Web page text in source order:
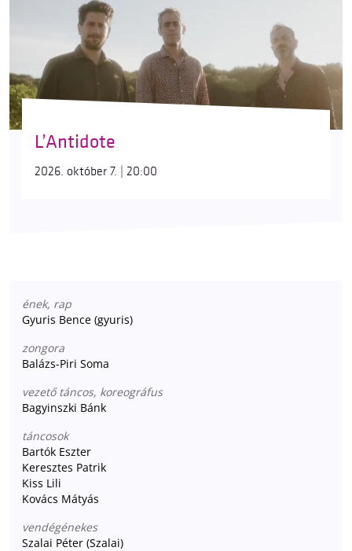
L’Antidote
2026. október 7. | 20:00
ének, rap
Gyuris Bence (gyuris)
zongora
Balázs-Piri Soma
vezető táncos, koreográfus
Bagyinszki Bánk
táncosok
Bartók Eszter
Keresztes Patrik
Kiss Lili
Kovács Mátyás
vendégénekes
Szalai Péter (Szalai)